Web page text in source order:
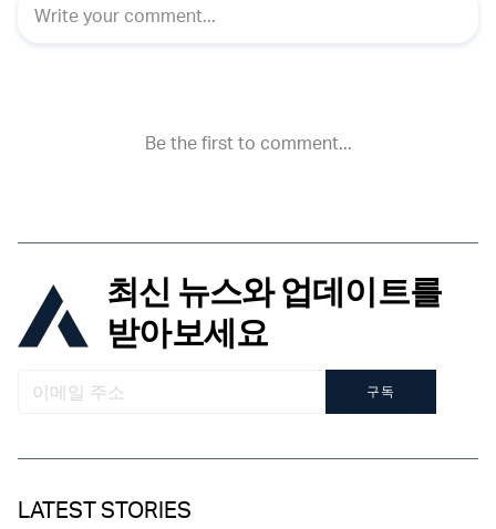
최신 뉴스와 업데이트를
받아보세요
구독
LATEST STORIES